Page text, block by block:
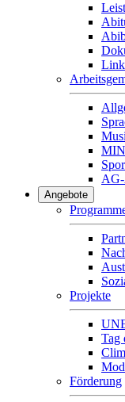
AG-
Angebote
Projekte
Tag
Förderung